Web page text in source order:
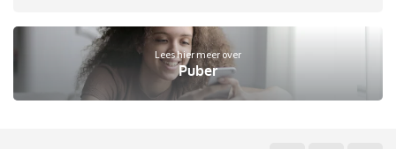
Lees hier meer over
Puber